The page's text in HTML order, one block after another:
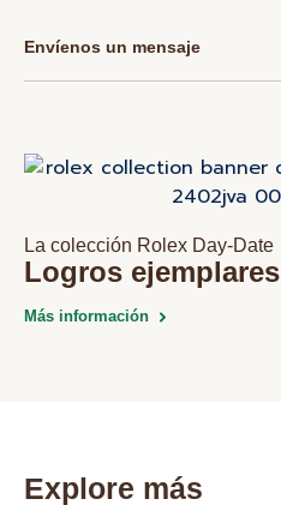
Envíenos un mensaje
La colección Rolex Day‑Date
Logros ejemplares
Más información
Explore más